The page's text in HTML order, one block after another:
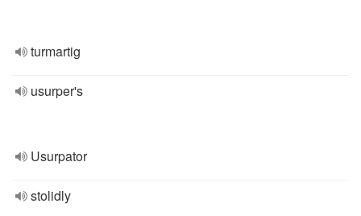
turmartig
usurper's
Usurpator
stolidly